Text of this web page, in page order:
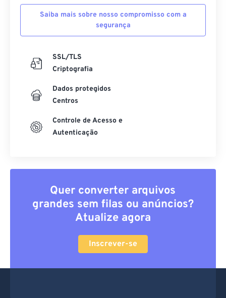
Saiba mais sobre nosso compromisso com a
segurança
SSL/TLS
Criptografia
Dados protegidos
Centros
Controle de Acesso e
Autenticação
Quer converter arquivos
grandes sem filas ou anúncios?
Atualize agora
Inscrever-se